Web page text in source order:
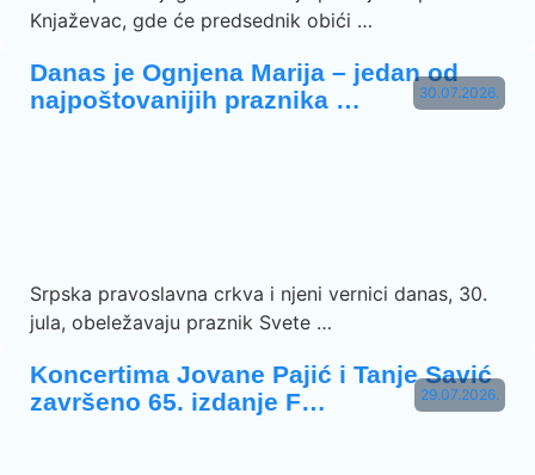
Knjaževac, gde će predsednik obići …
30.07.2026.
Danas je Ognjena Marija – jedan od
najpoštovanijih praznika …
Srpska pravoslavna crkva i njeni vernici danas, 30.
jula, obeležavaju praznik Svete …
29.07.2026.
Koncertima Jovane Pajić i Tanje Savić
završeno 65. izdanje F…